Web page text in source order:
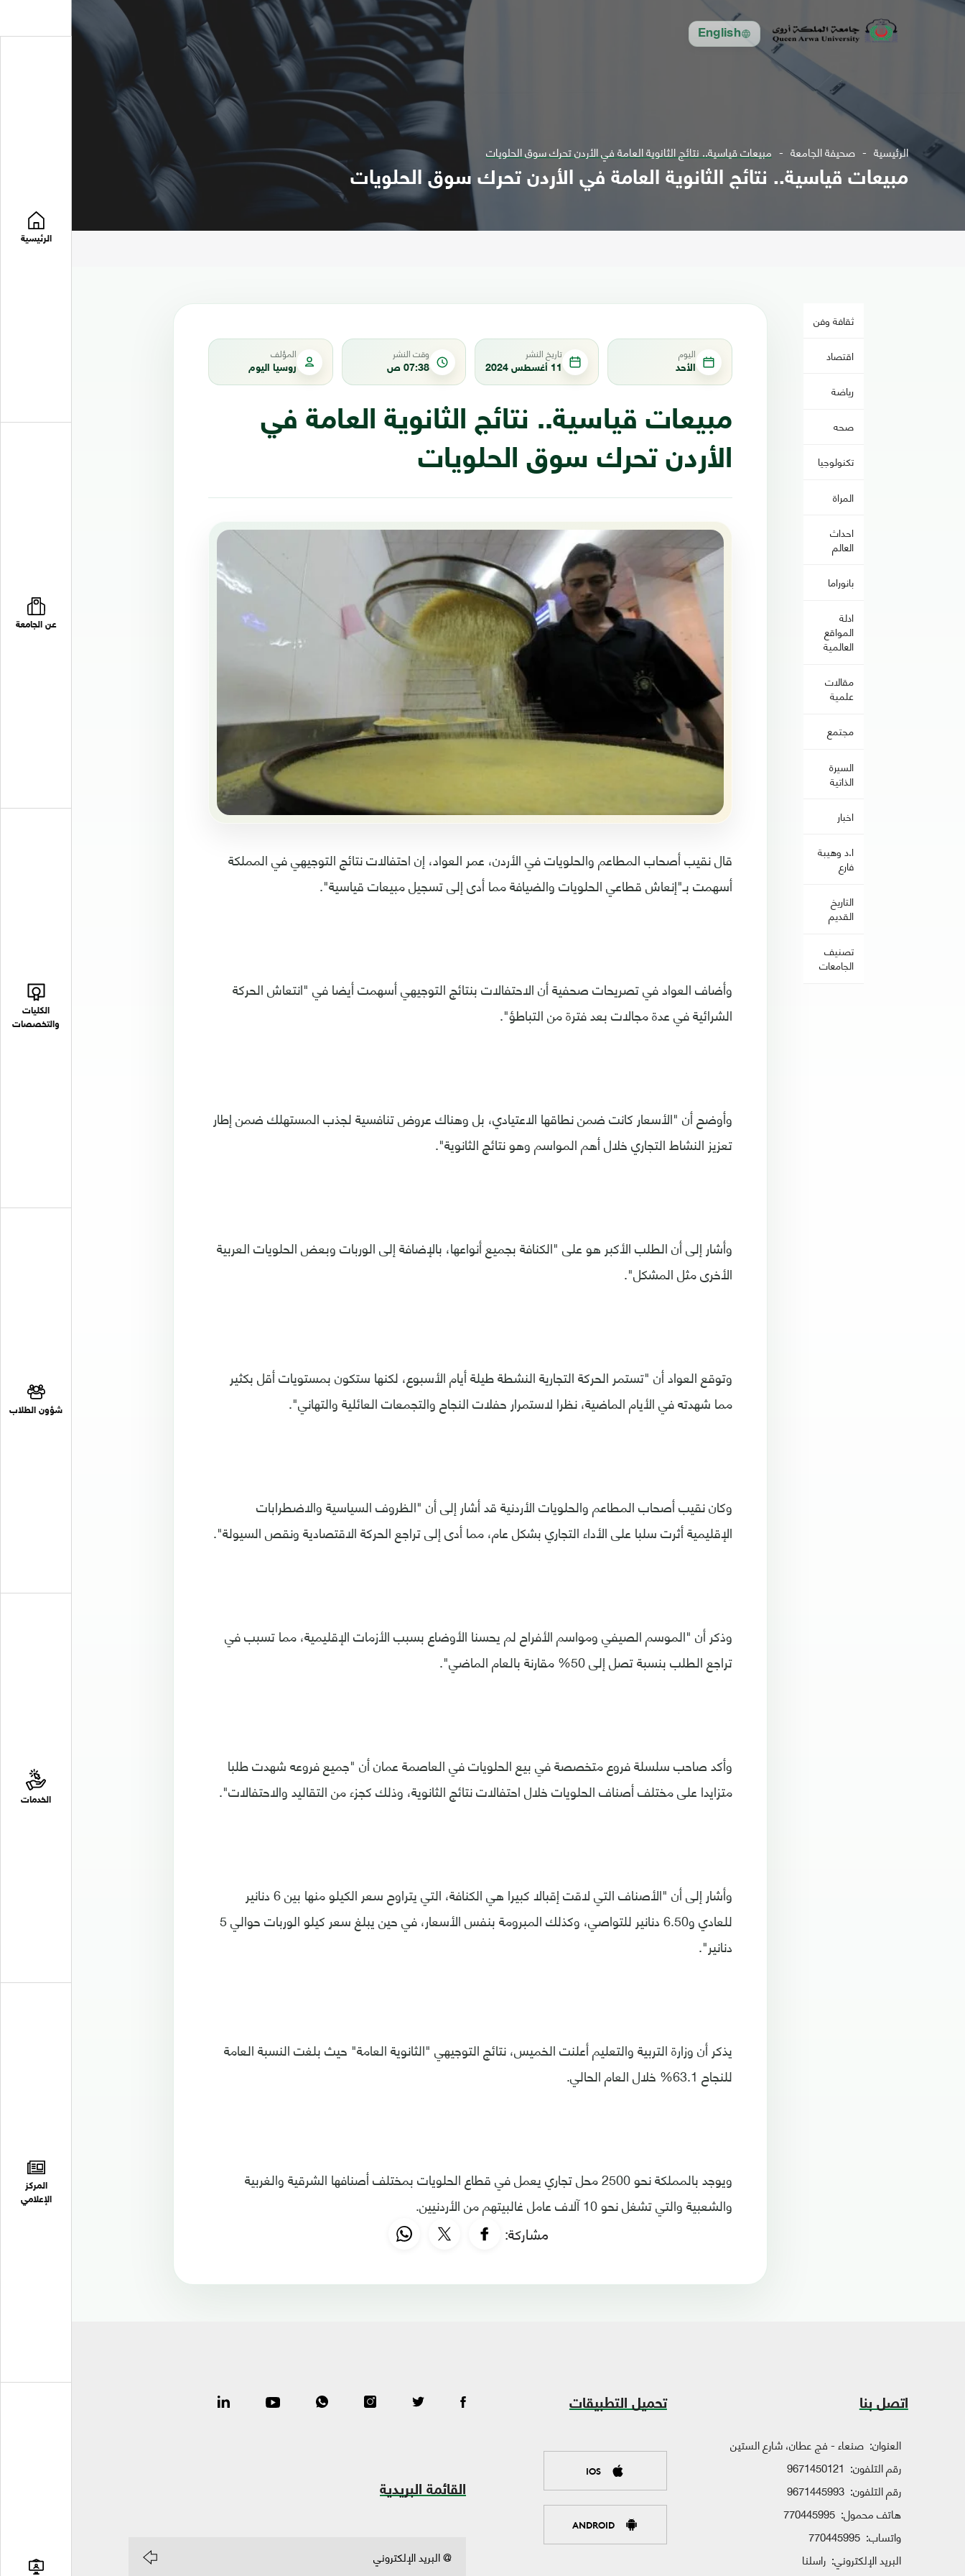
English
الرئيسية
عن الجامعة
الكليات
والتخصصات
شؤون الطلاب
الخدمات
المركز
الإعلامي
الرئيسية صحيفة الجامعة مبيعات قياسية.. نتائج الثانوية العامة في الأردن تحرك سوق الحلويات
مبيعات قياسية.. نتائج الثانوية العامة في الأردن تحرك سوق الحلويات
ثقافة وفن
اقتصاد
رياضة
صحه
تكنولوجيا
المراة
احداث
العالم
بانوراما
ادلة
المواقع
العالمية
مقالات
علمية
مجتمع
السيرة
الذاتية
اخبار
ا.د وهيبة
فارع
التاريخ
القديم
تصنيف
الجامعات
اليوم
الأحد
تاريخ النشر
11 أغسطس 2024
وقت النشر
07:38 ص
المؤلف
روسيا اليوم
مبيعات قياسية.. نتائج الثانوية العامة في
الأردن تحرك سوق الحلويات
قال نقيب أصحاب المطاعم والحلويات في الأردن، عمر العواد، إن احتفالات نتائج التوجيهي في المملكة
أسهمت بـ"إنعاش قطاعي الحلويات والضيافة مما أدى إلى تسجيل مبيعات قياسية".
وأضاف العواد في تصريحات صحفية أن الاحتفالات بنتائج التوجيهي أسهمت أيضا في "انتعاش الحركة
الشرائية في عدة مجالات بعد فترة من التباطؤ".
وأوضح أن "الأسعار كانت ضمن نطاقها الاعتيادي، بل وهناك عروض تنافسية لجذب المستهلك ضمن إطار
تعزيز النشاط التجاري خلال أهم المواسم وهو نتائج الثانوية".
وأشار إلى أن الطلب الأكبر هو على "الكنافة بجميع أنواعها، بالإضافة إلى الوربات وبعض الحلويات العربية
الأخرى مثل المشكل".
وتوقع العواد أن "تستمر الحركة التجارية النشطة طيلة أيام الأسبوع، لكنها ستكون بمستويات أقل بكثير
مما شهدته في الأيام الماضية، نظرا لاستمرار حفلات النجاح والتجمعات العائلية والتهاني".
وكان نقيب أصحاب المطاعم والحلويات الأردنية قد أشار إلى أن "الظروف السياسية والاضطرابات
الإقليمية أثرت سلبا على الأداء التجاري بشكل عام، مما أدى إلى تراجع الحركة الاقتصادية ونقص السيولة".
وذكر أن "الموسم الصيفي ومواسم الأفراح لم يحسنا الأوضاع بسبب الأزمات الإقليمية، مما تسبب في
تراجع الطلب بنسبة تصل إلى 50% مقارنة بالعام الماضي".
وأكد صاحب سلسلة فروع متخصصة في بيع الحلويات في العاصمة عمان أن "جميع فروعه شهدت طلبا
متزايدا على مختلف أصناف الحلويات خلال احتفالات نتائج الثانوية، وذلك كجزء من التقاليد والاحتفالات".
وأشار إلى أن "الأصناف التي لاقت إقبالا كبيرا هي الكنافة، التي يتراوح سعر الكيلو منها بين 6 دنانير
للعادي و6.50 دنانير للتواصي، وكذلك المبرومة بنفس الأسعار، في حين يبلغ سعر كيلو الوربات حوالي 5
دنانير".
يذكر أن وزارة التربية والتعليم أعلنت الخميس، نتائج التوجيهي "الثانوية العامة" حيث بلغت النسبة العامة
للنجاح 63.1% خلال العام الحالي.
ويوجد بالمملكة نحو 2500 محل تجاري يعمل في قطاع الحلويات بمختلف أصنافها الشرقية والغربية
والشعبية والتي تشغل نحو 10 آلاف عامل غالبيتهم من الأردنيين.
مشاركة:
اتصل بنا
العنوان: صنعاء - فج عطان، شارع الستين
رقم التلفون: 9671450121
رقم التلفون: 9671445993
هاتف محمول: 770445995
واتساب: 770445995
البريد الإلكتروني: راسلنا
تحميل التطبيقات
IOS
ANDROID
القائمة البريدية